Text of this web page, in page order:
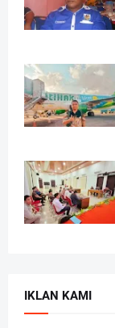
IKLAN KAMI